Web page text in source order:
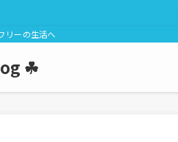
リーの生活へ
☘